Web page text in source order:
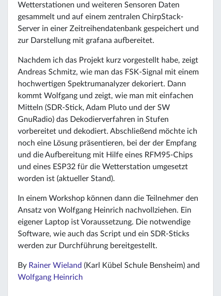
Wetterstationen und weiteren Sensoren Daten
gesammelt und auf einem zentralen ChirpStack-
Server in einer Zeitreihendatenbank gespeichert und
zur Darstellung mit grafana aufbereitet.
Nachdem ich das Projekt kurz vorgestellt habe, zeigt
Andreas Schmitz, wie man das FSK-Signal mit einem
hochwertigen Spektrumanalyzer dekoriert. Dann
kommt Wolfgang und zeigt, wie man mit einfachen
Mitteln (SDR-Stick, Adam Pluto und der SW
GnuRadio) das Dekodierverfahren in Stufen
vorbereitet und dekodiert. Abschließend möchte ich
noch eine Lösung präsentieren, bei der der Empfang
und die Aufbereitung mit Hilfe eines RFM95-Chips
und eines ESP32 für die Wetterstation umgesetzt
worden ist (aktueller Stand).
In einem Workshop können dann die Teilnehmer den
Ansatz von Wolfgang Heinrich nachvollziehen. Ein
eigener Laptop ist Voraussetzung. Die notwendige
Software, wie auch das Script und ein SDR-Sticks
werden zur Durchführung bereitgestellt.
By Rainer Wieland (Karl Kübel Schule Bensheim) and
Wolfgang Heinrich